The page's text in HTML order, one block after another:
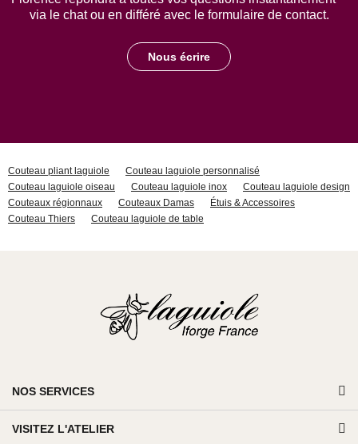
via le chat ou en différé avec le formulaire de contact.
Nous écrire
Couteau pliant laguiole
Couteau laguiole personnalisé
Couteau laguiole oiseau
Couteau laguiole inox
Couteau laguiole design
Couteaux régionnaux
Couteaux Damas
Étuis & Accessoires
Couteau Thiers
Couteau laguiole de table
NOS SERVICES
VISITEZ L'ATELIER